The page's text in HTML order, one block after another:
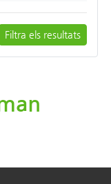
Filtra els resultats